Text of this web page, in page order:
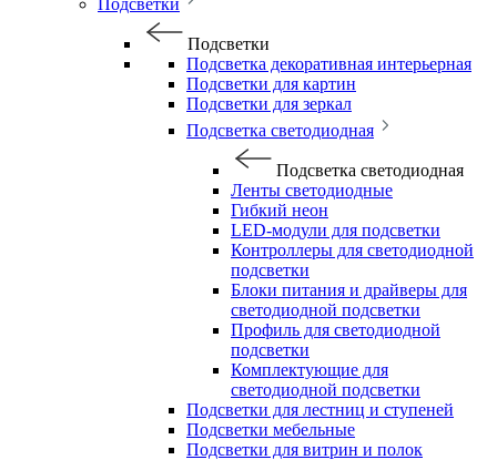
Подсветки
Подсветки
Подсветка декоративная интерьерная
Подсветки для картин
Подсветки для зеркал
Подсветка светодиодная
Подсветка светодиодная
Ленты светодиодные
Гибкий неон
LED-модули для подсветки
Контроллеры для светодиодной
подсветки
Блоки питания и драйверы для
светодиодной подсветки
Профиль для светодиодной
подсветки
Комплектующие для
светодиодной подсветки
Подсветки для лестниц и ступеней
Подсветки мебельные
Подсветки для витрин и полок